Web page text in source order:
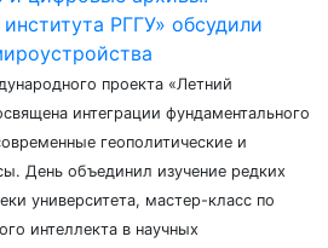
РГГУ» обсудили
проекта «Летний
интеграции фундаментального
геополитические и
День объединил изучение редких
университета, мастер-класс по
интеллекта в научных